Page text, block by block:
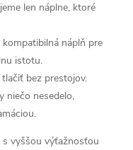
len náplne, ktoré
kompatibilná náplň pre
istotu.
bez prestojov.
niečo nesedelo,
vyššou výťažnosťou